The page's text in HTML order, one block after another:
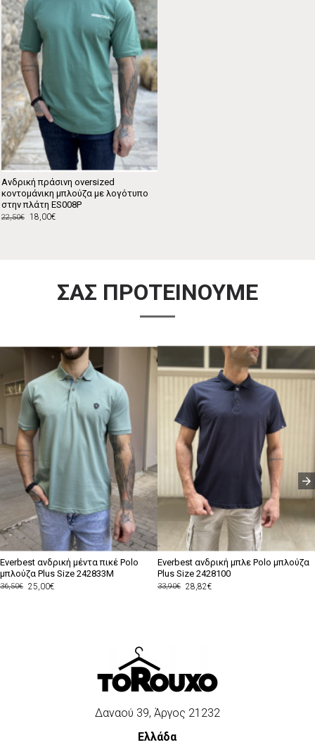
Ανδρική πράσινη oversized
κοντομάνικη μπλούζα με λογότυπο
στην πλάτη ES008P
18,00€
22,50€
ΣΑΣ ΠΡΟΤΕΙΝΟΥΜΕ
Everbest ανδρική μέντα πικέ Polo
μπλούζα Plus Size 242833M
25,00€
36,50€
Everbest ανδρική μπλε Polo μπλούζα
Plus Size 2428100
28,82€
33,90€
Δαναού 39, Άργος 21232
Ελλάδα